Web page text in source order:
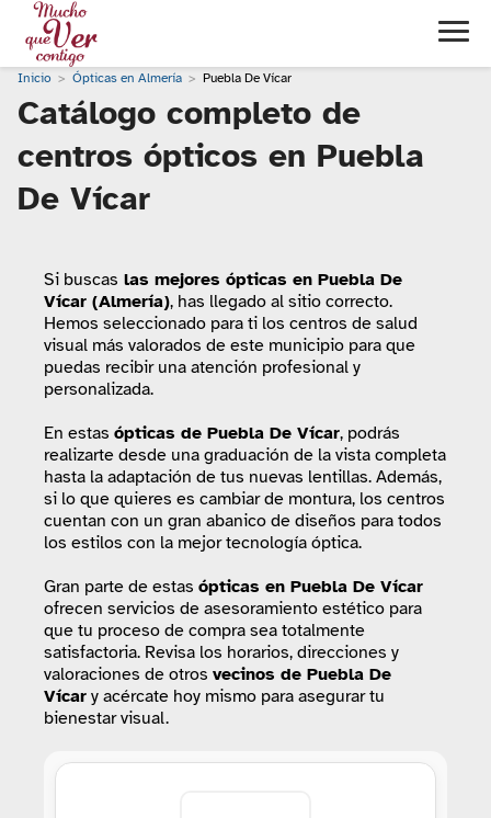
Inicio Ópticas en Almería Puebla De Vícar
Catálogo completo de
centros ópticos en Puebla
De Vícar
Si buscas las mejores ópticas en Puebla De
Vícar (Almería), has llegado al sitio correcto.
Hemos seleccionado para ti los centros de salud
visual más valorados de este municipio para que
puedas recibir una atención profesional y
personalizada.
En estas ópticas de Puebla De Vícar, podrás
realizarte desde una graduación de la vista completa
hasta la adaptación de tus nuevas lentillas. Además,
si lo que quieres es cambiar de montura, los centros
cuentan con un gran abanico de diseños para todos
los estilos con la mejor tecnología óptica.
Gran parte de estas ópticas en Puebla De Vícar
ofrecen servicios de asesoramiento estético para
que tu proceso de compra sea totalmente
satisfactoria. Revisa los horarios, direcciones y
valoraciones de otros vecinos de Puebla De
Vícar y acércate hoy mismo para asegurar tu
bienestar visual.